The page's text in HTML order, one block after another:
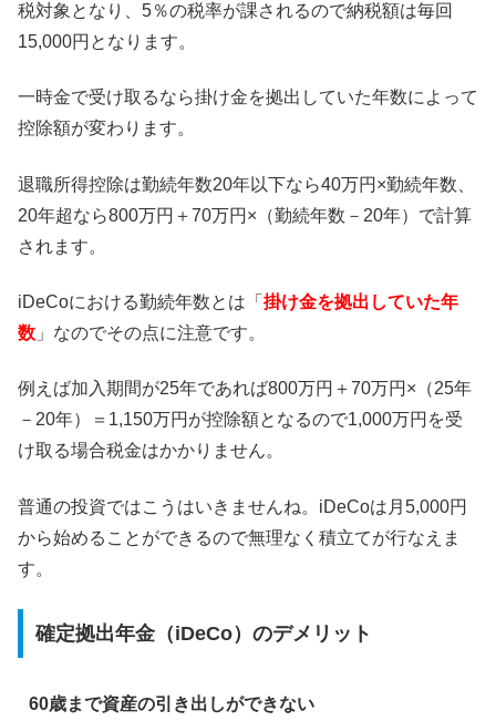
税対象となり、5％の税率が課されるので納税額は毎回
15,000円となります。
一時金で受け取るなら掛け金を拠出していた年数によって
控除額が変わります。
退職所得控除は勤続年数20年以下なら40万円×勤続年数、
20年超なら800万円＋70万円×（勤続年数－20年）で計算
されます。
iDeCoにおける勤続年数とは「 掛け金を拠出していた年
数 」なのでその点に注意です。
例えば加入期間が25年であれば800万円＋70万円×（25年
－20年）＝1,150万円が控除額となるので1,000万円を受
け取る場合税金はかかりません。
普通の投資ではこうはいきませんね。iDeCoは月5,000円
から始めることができるので無理なく積立てが行なえま
す。
確定拠出年金（iDeCo）のデメリット
60歳まで資産の引き出しができない